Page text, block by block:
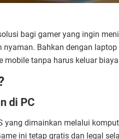
bagi gamer yang ingin
Bahkan dengan laptop
mobile tanpa harus keluar
di PC
yang dimainkan melalui
ini tetap gratis dan legal